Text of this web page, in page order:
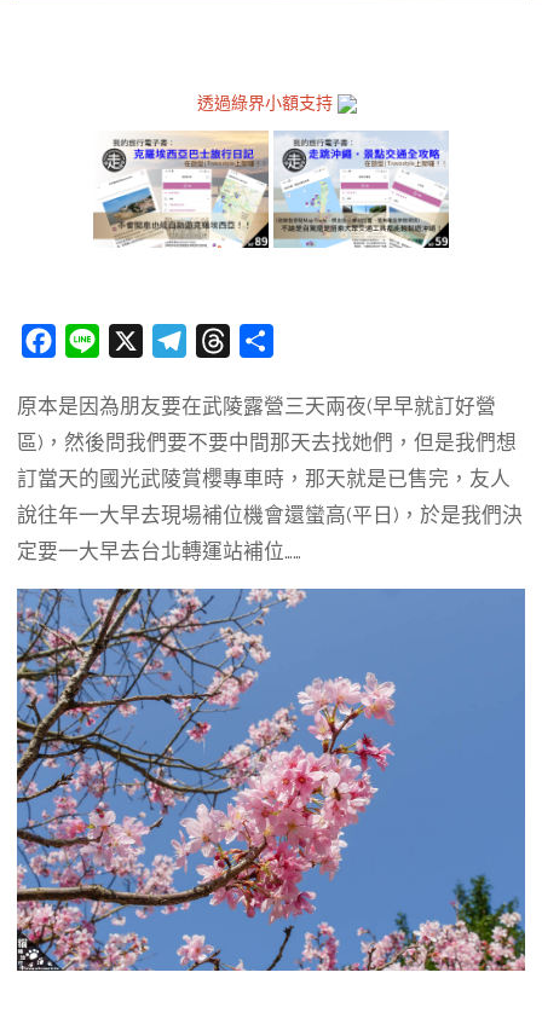
透過綠界小額支持
c
e
b
o
o
n
e
l
e
g
r
a
r
e
a
d
s
原本是因為朋友要在武陵露營三天兩夜(早早就訂好營
區)，然後問我們要不要中間那天去找她們，但是我們想
訂當天的國光武陵賞櫻專車時，那天就是已售完，友人
說往年一大早去現場補位機會還蠻高(平日)，於是我們決
定要一大早去台北轉運站補位……